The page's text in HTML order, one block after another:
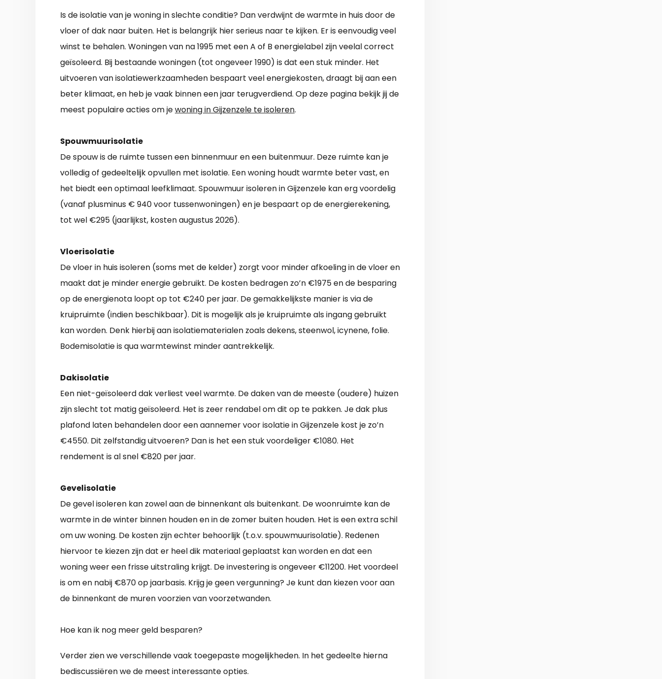
Is de isolatie van je woning in slechte conditie? Dan verdwijnt de warmte in huis door de
vloer of dak naar buiten. Het is belangrijk hier serieus naar te kijken. Er is eenvoudig veel
winst te behalen. Woningen van na 1995 met een A of B energielabel zijn veelal correct
geïsoleerd. Bij bestaande woningen (tot ongeveer 1990) is dat een stuk minder. Het
uitvoeren van isolatiewerkzaamheden bespaart veel energiekosten, draagt bij aan een
beter klimaat, en heb je vaak binnen een jaar terugverdiend. Op deze pagina bekijk jij de
meest populaire acties om jewoning in Gijzenzele te isoleren.
Spouwmuurisolatie
De spouw is de ruimte tussen een binnenmuur en een buitenmuur. Deze ruimte kan je
volledig of gedeeltelijk opvullen met isolatie. Een woning houdt warmte beter vast, en
het biedt een optimaal leefklimaat. Spouwmuur isoleren in Gijzenzele kan erg voordelig
(vanaf plusminus € 940 voor tussenwoningen) en je bespaart op de energierekening,
tot wel €295 (jaarlijkst, kosten augustus 2026).
Vloerisolatie
De vloer in huis isoleren (soms met de kelder) zorgt voor minder afkoeling in de vloer en
maakt dat je minder energie gebruikt. De kosten bedragen zo’n €1975 en de besparing
op de energienota loopt op tot €240 per jaar. De gemakkelijkste manier is via de
kruipruimte (indien beschikbaar). Dit is mogelijk als je kruipruimte als ingang gebruikt
kan worden. Denk hierbij aan isolatiematerialen zoals dekens, steenwol, icynene, folie.
Bodemisolatie is qua warmtewinst minder aantrekkelijk.
Dakisolatie
Een niet-geïsoleerd dak verliest veel warmte. De daken van de meeste (oudere) huizen
zijn slecht tot matig geïsoleerd. Het is zeer rendabel om dit op te pakken. Je dak plus
plafond laten behandelen door een aannemer voor isolatie in Gijzenzele kost je zo’n
€4550. Dit zelfstandig uitvoeren? Dan is het een stuk voordeliger €1080. Het
rendement is al snel €820 per jaar.
Gevelisolatie
De gevel isoleren kan zowel aan de binnenkant als buitenkant. De woonruimte kan de
warmte in de winter binnen houden en in de zomer buiten houden. Het is een extra schil
om uw woning. De kosten zijn echter behoorlijk (t.o.v. spouwmuurisolatie). Redenen
hiervoor te kiezen zijn dat er heel dik materiaal geplaatst kan worden en dat een
woning weer een frisse uitstraling krijgt. De investering is ongeveer €11200. Het voordeel
is om en nabij €870 op jaarbasis. Krijg je geen vergunning? Je kunt dan kiezen voor aan
de binnenkant de muren voorzien van voorzetwanden.
Hoe kan ik nog meer geld besparen?
Verder zien we verschillende vaak toegepaste mogelijkheden. In het gedeelte hierna
bediscussiëren we de meest interessante opties.